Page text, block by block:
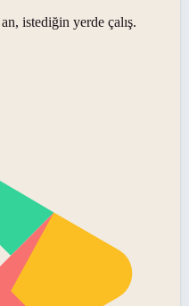
istediğin yerde çalış.